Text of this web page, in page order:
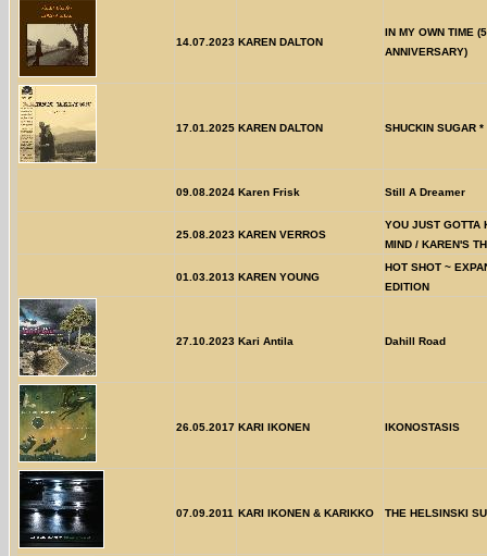
14.07.2023 KAREN DALTON
IN MY OWN TIME
ANNIVERSARY)
17.01.2025 KAREN DALTON SHUCKIN SUGAR *
09.08.2024 Karen Frisk Still A Dreamer
25.08.2023 KAREN VERROS
YOU JUST GOTTA
MIND / KAREN'S
01.03.2013 KAREN YOUNG
HOT SHOT ~
EDITION
27.10.2023 Kari Antila Dahill Road
26.05.2017 KARI IKONEN IKONOSTASIS
07.09.2011 KARI IKONEN & KARIKKO THE HELSINSKI